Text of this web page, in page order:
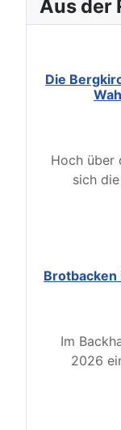
Aus der
Die
Hoch über
sich
Brotbacken
Im
2026